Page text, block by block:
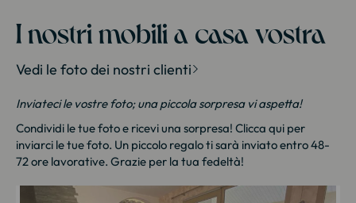
I nostri mobili a casa vostra
Vedi le foto dei nostri clienti
Inviateci le vostre foto; una piccola sorpresa vi aspetta!
Condividi le tue foto e ricevi una sorpresa! Clicca qui per
inviarci le tue foto. Un piccolo regalo ti sarà inviato entro 48-
72 ore lavorative. Grazie per la tua fedeltà!